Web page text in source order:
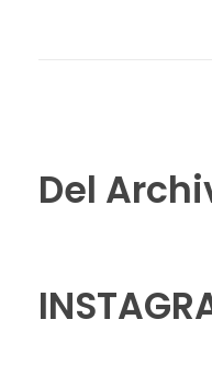
Del